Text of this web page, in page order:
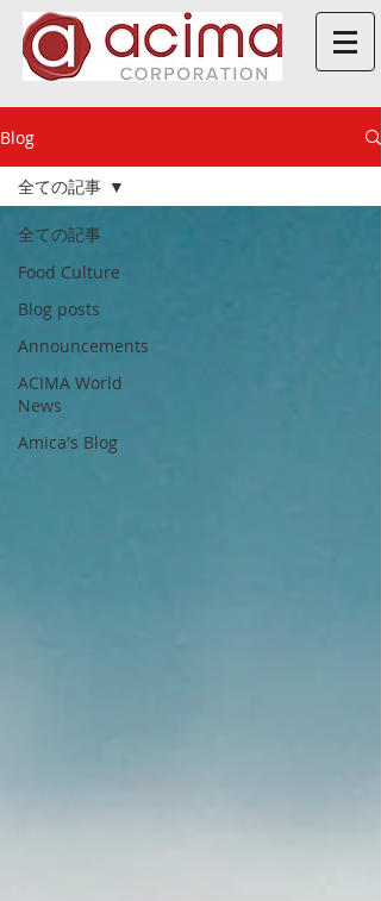
Blog
全ての記事
Food Culture
Blog posts
Announcements
ACIMA World
News
Amica's Blog
全ての記事